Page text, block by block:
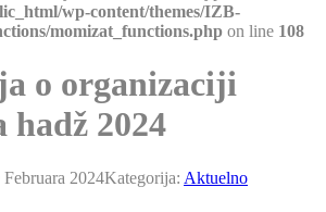
wp-content/themes/IZB-
momizat_functions.php on line 108
o organizaciji
hadž 2024
Februara 2024Kategorija: Aktuelno